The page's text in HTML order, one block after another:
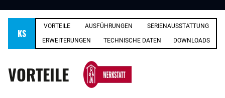
KS
VORTEILE AUSFÜHRUNGEN SERIENAUSSTATTUNG
ERWEITERUNGEN TECHNISCHE DATEN DOWNLOADS
VORTEILE